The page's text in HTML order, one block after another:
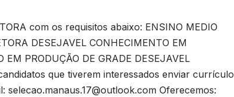
com os requisitos abaixo: ENSINO MEDIO
DESEJAVEL CONHECIMENTO EM
EM PRODUÇÃO DE GRADE DESEJAVEL
que tiverem interessados enviar currículo
selecao.manaus.17@outlook.com Oferecemos: